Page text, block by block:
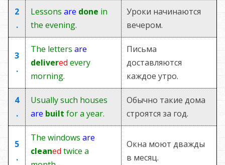
2
.
Lessonsare done in
the evening.
Уроки начинаются
вечером.
3
.
The lettersare
delivered every
morning.
Письма
доставляются
каждое утро.
4
.
Usually such houses
are built for a year.
Обычно такие дома
строятся за год.
5
.
The windowsare
cleaned twice a
Окна моют дважды
в месяц.